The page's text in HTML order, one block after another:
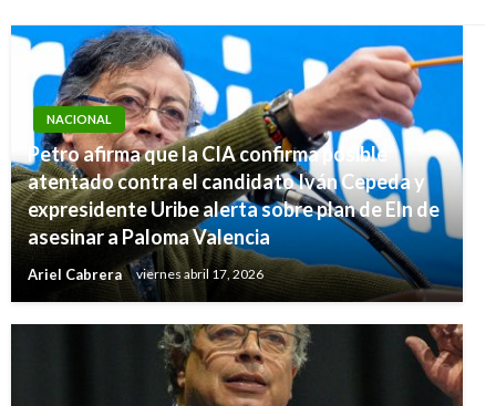
NACIONAL
Petro afirma que la CIA confirma posible
atentado contra el candidato Iván Cepeda y
expresidente Uribe alerta sobre plan de Eln de
asesinar a Paloma Valencia
Ariel Cabrera viernes abril 17, 2026